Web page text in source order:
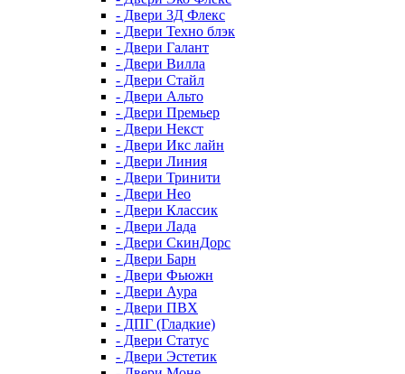
- Двери 3Д Флекс
- Двери Техно блэк
- Двери Галант
- Двери Вилла
- Двери Стайл
- Двери Альто
- Двери Премьер
- Двери Некст
- Двери Икс лайн
- Двери Линия
- Двери Тринити
- Двери Нео
- Двери Классик
- Двери Лада
- Двери СкинДорс
- Двери Барн
- Двери Фьюжн
- Двери Аура
- Двери ПВХ
- ДПГ (Гладкие)
- Двери Статус
- Двери Эстетик